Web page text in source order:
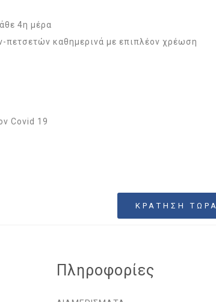
4η μέρα
καθημερινά με επιπλέον χρέωση
Covid 19
ΚΡΑΤΗΣΗ ΤΩΡΑ
Πληροφορίες